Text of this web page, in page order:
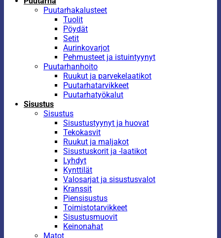
Puutarhakalusteet
Tuolit
Pöydät
Setit
Aurinkovarjot
Pehmusteet ja istuintyynyt
Puutarhanhoito
Ruukut ja parvekelaatikot
Puutarhatarvikkeet
Puutarhatyökalut
Sisustus
Sisustus
Sisustustyynyt ja huovat
Tekokasvit
Ruukut ja maljakot
Sisustuskorit ja -laatikot
Lyhdyt
Kynttilät
Valosarjat ja sisustusvalot
Kranssit
Piensisustus
Toimistotarvikkeet
Sisustusmuovit
Keinonahat
Matot